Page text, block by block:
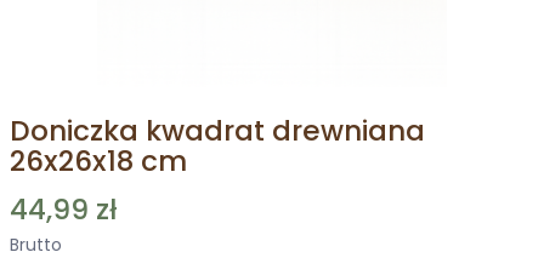
Doniczka kwadrat drewniana
26x26x18 cm
44,99 zł
Brutto